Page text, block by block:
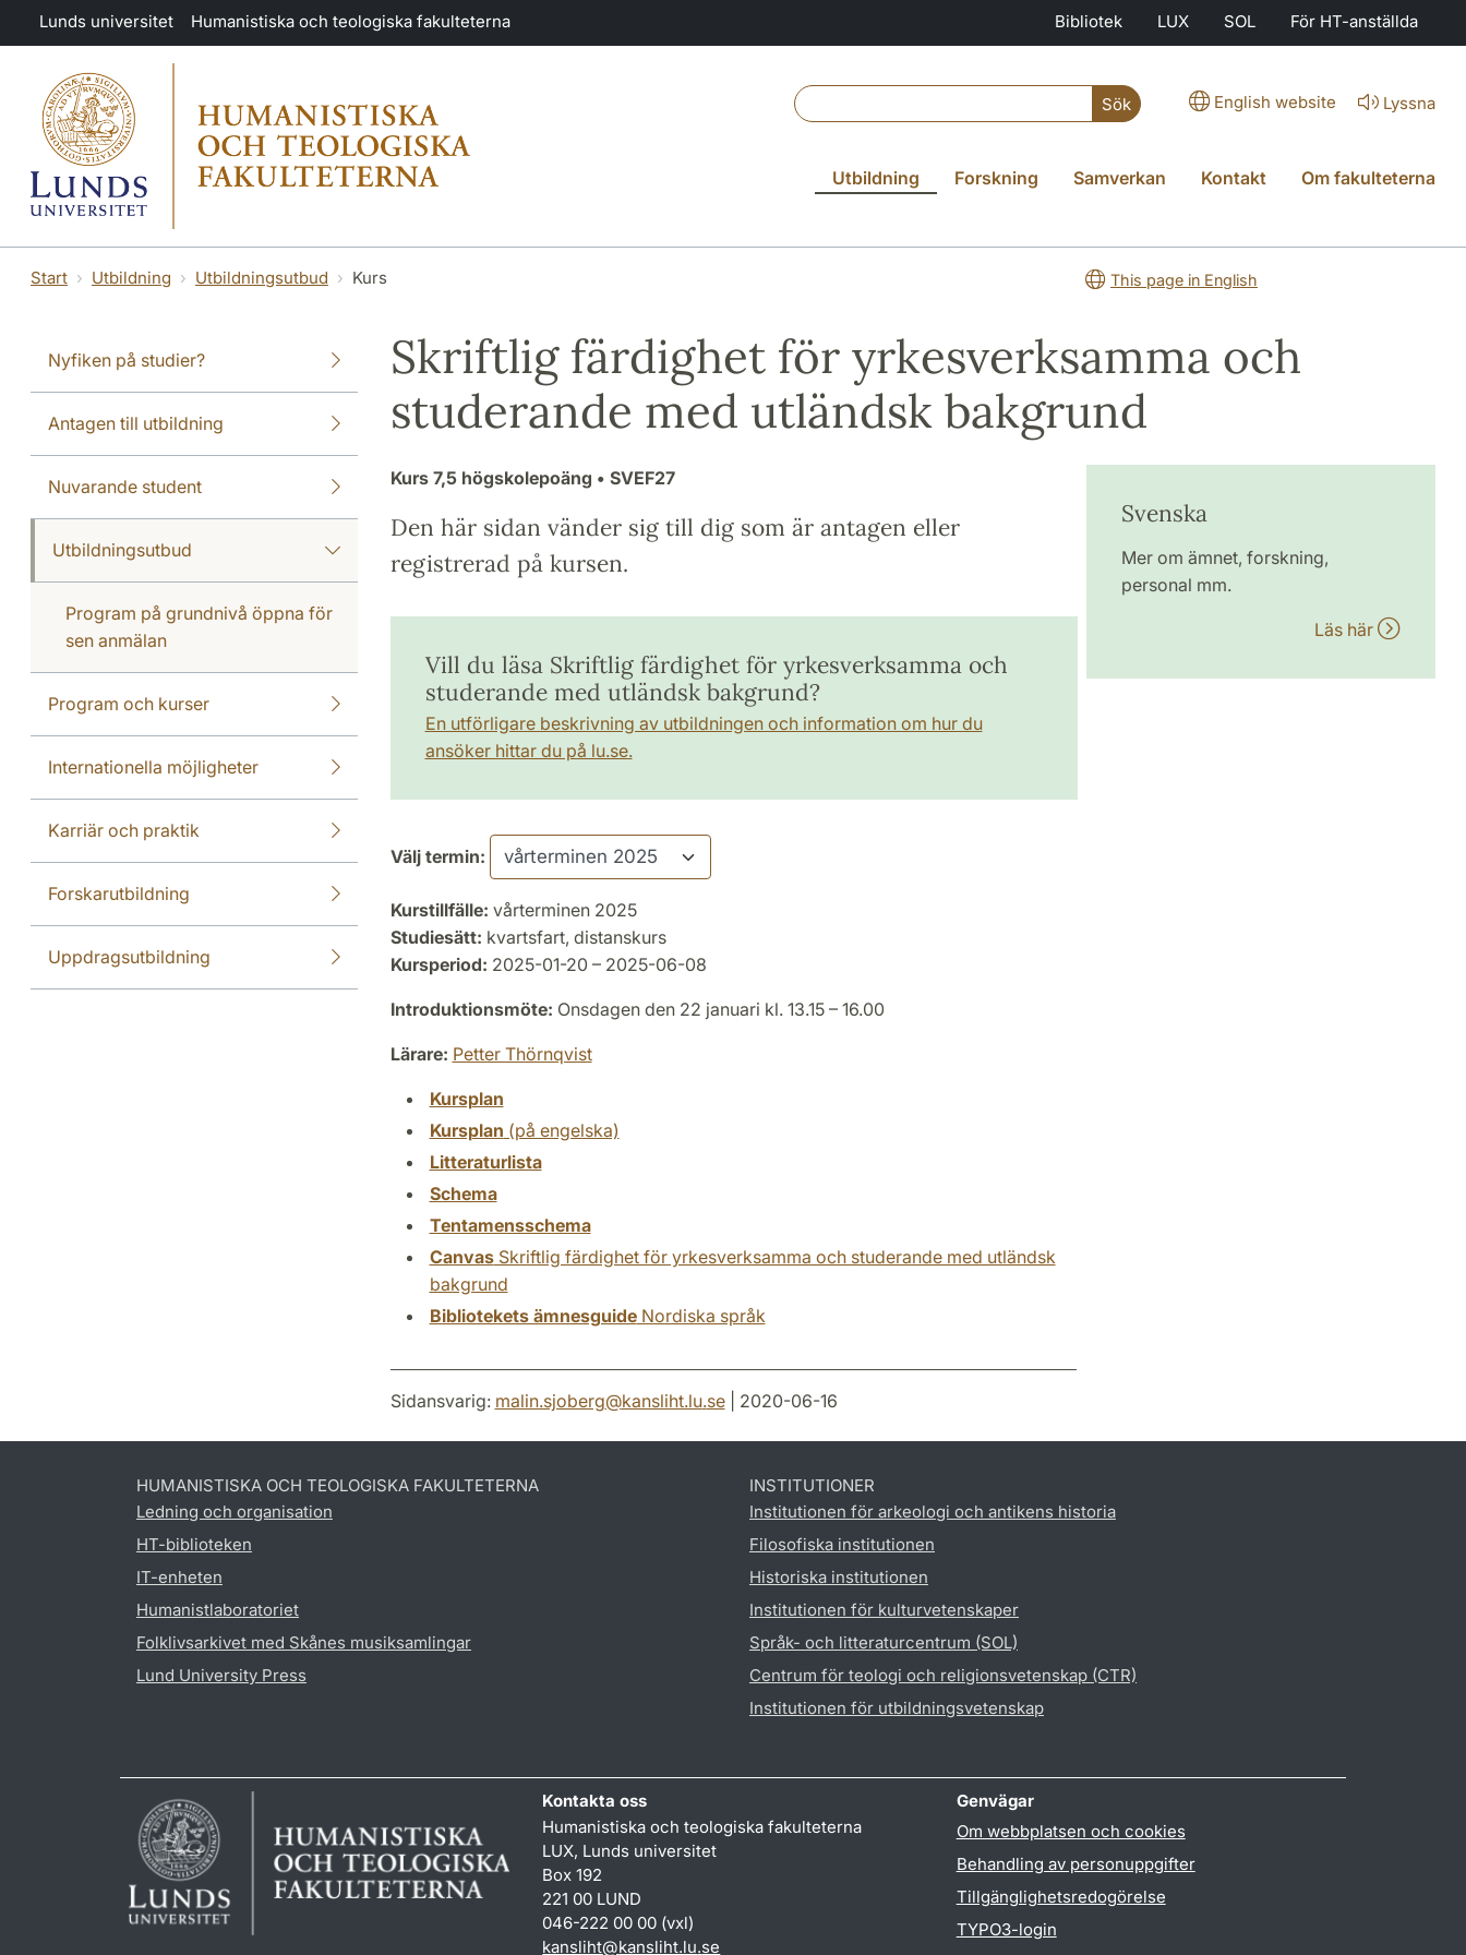
Hoppa till huvudinnehåll
Lunds universitet Humanistiska och teologiska fakulteterna Bibliotek LUX SOL För HT-anställda
Sök English website Lyssna
Utbildning Forskning Samverkan Kontakt Om fakulteterna
Start Utbildning Utbildningsutbud Kurs This page in English
Nyfiken på studier?
Antagen till utbildning
Nuvarande student
Utbildningsutbud
Program på grundnivå öppna för
sen anmälan
Program och kurser
Internationella möjligheter
Karriär och praktik
Forskarutbildning
Uppdragsutbildning
Skriftlig färdighet för yrkesverksamma och
studerande med utländsk bakgrund
Kurs 7,5 högskolepoäng • SVEF27
Den här sidan vänder sig till dig som är antagen eller
registrerad på kursen.
Vill du läsa Skriftlig färdighet för yrkesverksamma och
studerande med utländsk bakgrund?
En utförligare beskrivning av utbildningen och information om hur du
ansöker hittar du på lu.se.
Välj termin:
Kurstillfälle: vårterminen 2025
Studiesätt: kvartsfart, distanskurs
Kursperiod: 2025-01-20 – 2025-06-08
Introduktionsmöte: Onsdagen den 22 januari kl. 13.15 – 16.00
Lärare: Petter Thörnqvist
Kursplan
Kursplan (på engelska)
Litteraturlista
Schema
Tentamensschema
CanvasSkriftlig färdighet för yrkesverksamma och studerande med utländsk
bakgrund
Bibliotekets ämnesguideNordiska språk
Svenska
Mer om ämnet, forskning,
personal mm.
Läs här
Sidansvarig: malin.sjoberg@kansliht.lu.se| 2020-06-16
HUMANISTISKA OCH TEOLOGISKA FAKULTETERNA
Ledning och organisation
HT-biblioteken
IT-enheten
Humanistlaboratoriet
Folklivsarkivet med Skånes musiksamlingar
Lund University Press
INSTITUTIONER
Institutionen för arkeologi och antikens historia
Filosofiska institutionen
Historiska institutionen
Institutionen för kulturvetenskaper
Språk- och litteraturcentrum (SOL)
Centrum för teologi och religionsvetenskap (CTR)
Institutionen för utbildningsvetenskap
Kontakta oss
Humanistiska och teologiska fakulteterna
LUX, Lunds universitet
Box 192
221 00 LUND
046-222 00 00 (vxl)
kansliht@kansliht.lu.se
Genvägar
Om webbplatsen och cookies
Behandling av personuppgifter
Tillgänglighetsredogörelse
TYPO3-login